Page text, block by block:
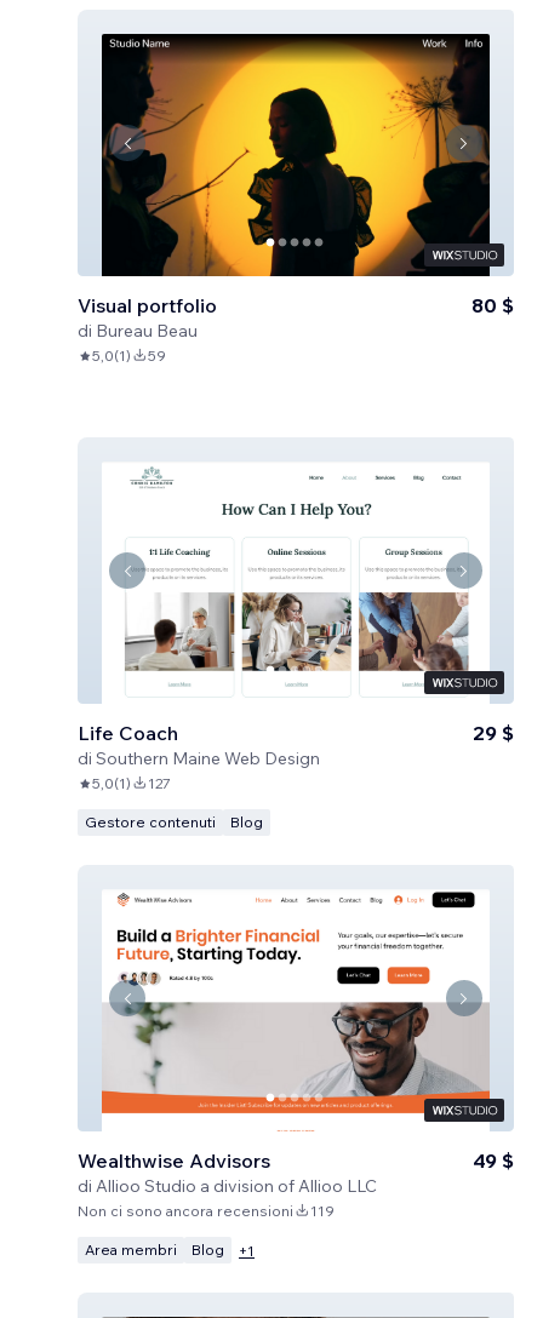
Visual portfolio
di Bureau Beau
80 $
5,0(1) 59
Life Coach
di Southern Maine Web Design
29 $
5,0(1) 127
Gestore contenuti Blog
Wealthwise Advisors
di Allioo Studio a division of Allioo LLC
49 $
Non ci sono ancora recensioni 119
Area membri Blog +1